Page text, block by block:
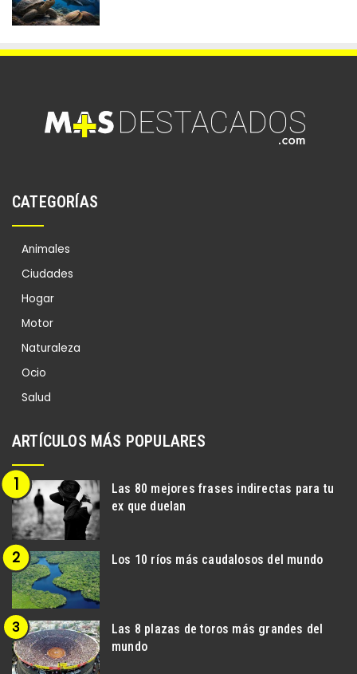
CATEGORÍAS
Animales
Ciudades
Hogar
Motor
Naturaleza
Ocio
Salud
ARTÍCULOS MÁS POPULARES
Las 80 mejores frases indirectas para tu
ex que duelan
Los 10 ríos más caudalosos del mundo
Las 8 plazas de toros más grandes del
mundo